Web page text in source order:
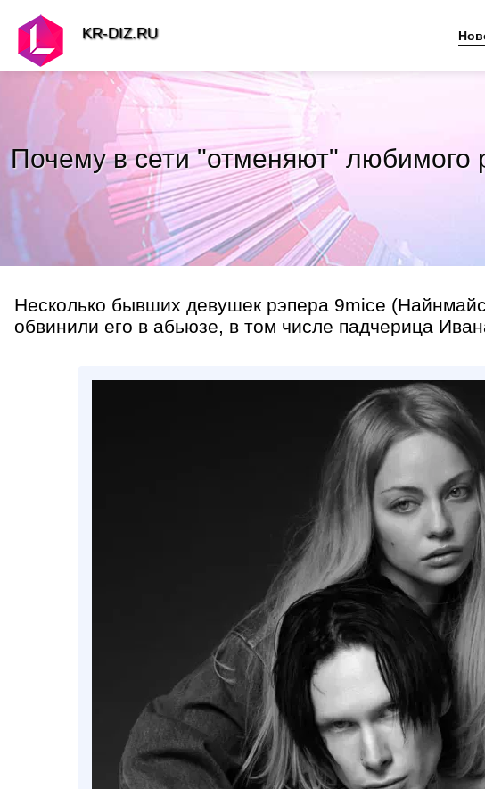
Почему в сети "отменяют" любимого
Несколько бывших девушек рэпера 9mice
обвинили его в абьюзе, в том числе падчерица
KR-DIZ.RU